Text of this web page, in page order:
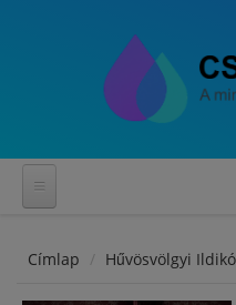
Címlap Hűvösvölgyi Ildikó